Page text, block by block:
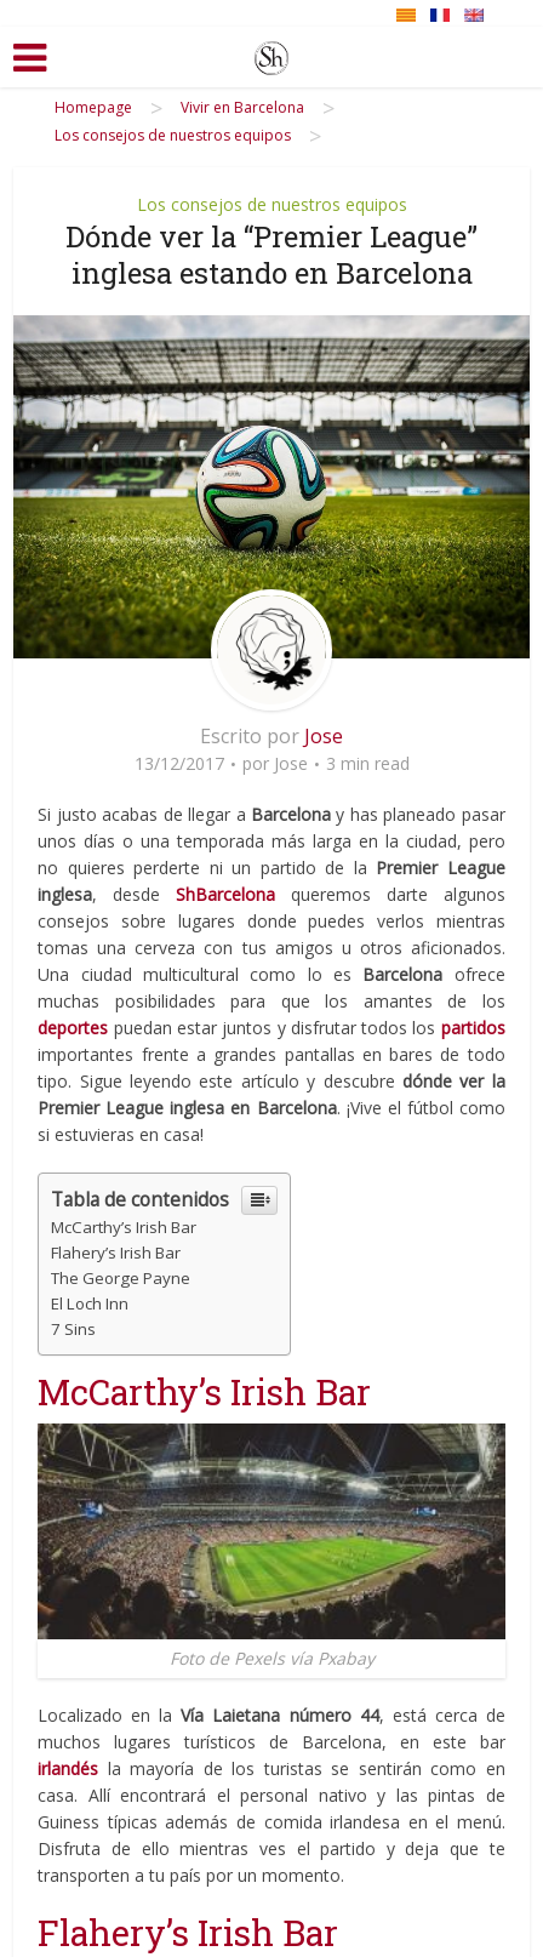
Homepage > Vivir en Barcelona >
Los consejos de nuestros equipos >
Los consejos de nuestros equipos
Dónde ver la “Premier League”
inglesa estando en Barcelona
Escrito por Jose
13/12/2017 por Jose 3 min read
Si justo acabas de llegar a Barcelonay has planeado pasar
unos días o una temporada más larga en la ciudad, pero
no quieres perderte ni un partido de la Premier League
inglesa, desdeShBarcelona
queremos darte algunos
consejos sobre lugares donde puedes verlos mientras
tomas una cerveza con tus amigos u otros aficionados.
Una ciudad multicultural como lo es Barcelona ofrece
muchas posibilidades para que los amantes de los
deportes puedan estar juntos y disfrutar todos los partidos
importantes frente a grandes pantallas en bares de todo
tipo. Sigue leyendo este artículo y descubre dónde ver la
Premier League inglesa en Barcelona. ¡Vive el fútbol como
si estuvieras en casa!
Tabla de contenidos
McCarthy’s Irish Bar
Flahery’s Irish Bar
The George Payne
El Loch Inn
7 Sins
McCarthy’s Irish Bar
Foto de Pexels vía Pxabay
Localizado en laVía Laietana número 44, está cerca de
muchos lugares turísticos de Barcelona, en este bar
irlandés la mayoría de los turistas se sentirán como en
casa. Allí encontrará el personal nativo y las pintas de
Guiness típicas además de comida irlandesa en el menú.
Disfruta de ello mientras ves el partido y deja que te
transporten a tu país por un momento.
Flahery’s Irish Bar